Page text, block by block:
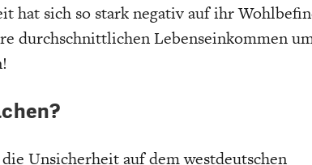
hat sich so stark negativ auf ihr
durchschnittlichen Lebenseinkommen
Unsicherheit auf dem westdeutschen